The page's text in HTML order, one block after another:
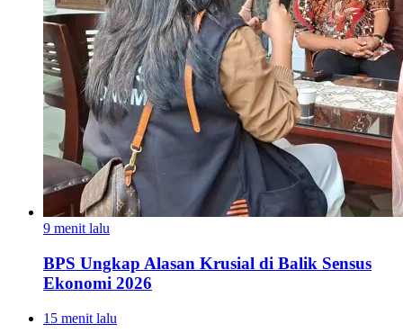
9 menit lalu
BPS Ungkap Alasan Krusial di Balik Sensus
Ekonomi 2026
15 menit lalu